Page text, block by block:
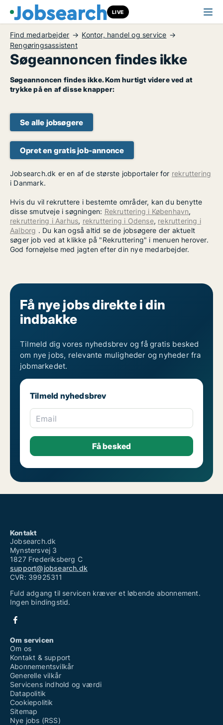
LIVE
Find medarbejder
Kontor, handel og service
Rengøringsassistent
Søgeannoncen findes ikke
Søgeannoncen findes ikke. Kom hurtigt videre ved at
trykke på en af disse knapper:
Se alle jobsøgere
Opret en gratis job-annonce
Jobsearch.dk er en af de største jobportaler for rekruttering
i Danmark.
Hvis du vil rekruttere i bestemte områder, kan du benytte
disse smutveje i søgningen: Rekruttering i København,
rekruttering i Aarhus, rekruttering i Odense, rekruttering i
Aalborg . Du kan også altid se de jobsøgere der aktuelt
søger job ved at klikke på "Rekruttering" i menuen herover.
God fornøjelse med jagten efter din nye medarbejder.
Få nye jobs direkte i din
indbakke
Tilmeld dig vores nyhedsbrev og få gratis besked
om nye jobs, relevante muligheder og nyheder fra
jobmarkedet.
Tilmeld nyhedsbrev
Email
Kontakt
Jobsearch.dk
Mynstersvej 3
1827 Frederiksberg C
support@jobsearch.dk
CVR: 39925311
Fuld adgang til servicen kræver et løbende abonnement.
Ingen bindingstid.
Om servicen
Om os
Kontakt & support
Abonnementsvilkår
Generelle vilkår
Servicens indhold og værdi
Datapolitik
Cookiepolitik
Sitemap
Nye jobs (RSS)